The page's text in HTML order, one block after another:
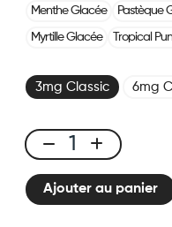
Menthe Glacée Pastèque
Myrtille Glacée Tropical
3mg Classic 6mg
E-
liquid
10mlAjouter au panier